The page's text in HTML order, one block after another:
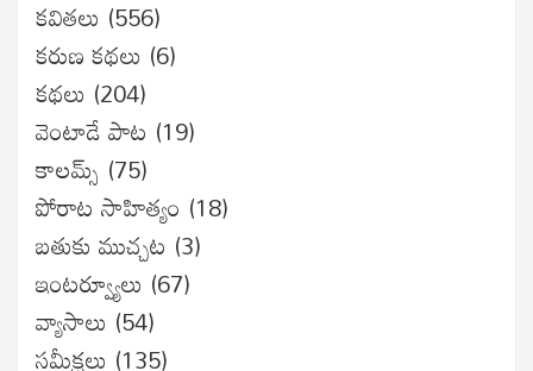
కవితలు (556)
కరుణ కథలు (6)
కథలు (204)
వెంటాడే పాట (19)
కాలమ్స్ (75)
పోరాట సాహిత్యం (18)
బతుకు ముచ్చట (3)
ఇంటర్వ్యూలు (67)
వ్యాసాలు (54)
సమీక్షలు (135)